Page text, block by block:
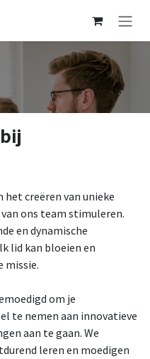
het creëren van unieke
ons team stimuleren.
en dynamische
lid kan bloeien en
missie.
om je
te nemen aan innovatieve
aan te gaan. We
leren en moedigen